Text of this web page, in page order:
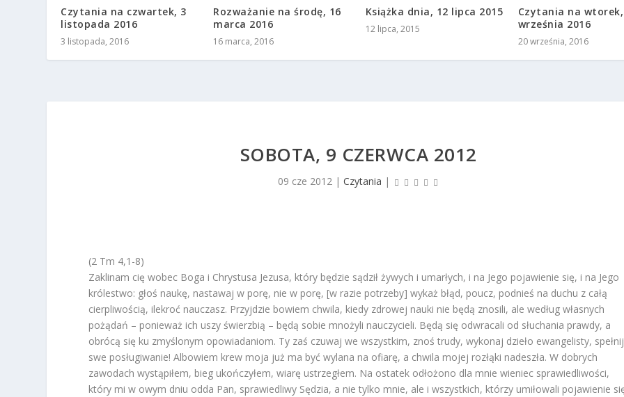
Czytania na czwartek, 3
listopada 2016
3 listopada, 2016
Rozważanie na środę, 16
marca 2016
16 marca, 2016
Książka dnia, 12 lipca 2015
12 lipca, 2015
Czytania na
września 2016
20 września, 2016
SOBOTA, 9 CZERWCA 2012
09 cze 2012 |Czytania |
(2 Tm 4,1-8)
Zaklinam cię wobec Boga i Chrystusa Jezusa, który będzie sądził żywych i umarłych, i na Jego pojawienie się, i na Jego
królestwo: głoś naukę, nastawaj w porę, nie w porę, [w razie potrzeby] wykaż błąd, poucz, podnieś na duchu z całą
cierpliwością, ilekroć nauczasz. Przyjdzie bowiem chwila, kiedy zdrowej nauki nie będą znosili, ale według własnych
pożądań – ponieważ ich uszy świerzbią – będą sobie mnożyli nauczycieli. Będą się odwracali od słuchania prawdy, a
obrócą się ku zmyślonym opowiadaniom. Ty zaś czuwaj we wszystkim, znoś trudy, wykonaj dzieło ewangelisty, spełnij
swe posługiwanie! Albowiem krew moja już ma być wylana na ofiarę, a chwila mojej rozłąki nadeszła. W dobrych
zawodach wystąpiłem, bieg ukończyłem, wiarę ustrzegłem. Na ostatek odłożono dla mnie wieniec sprawiedliwości,
który mi w owym dniu odda Pan, sprawiedliwy Sędzia, a nie tylko mnie, ale i wszystkich, którzy umiłowali pojawienie